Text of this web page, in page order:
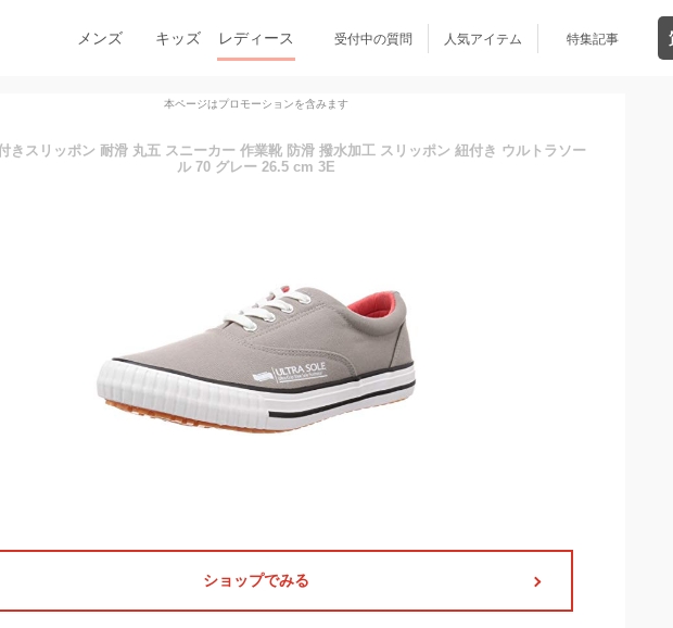
メンズ キッズ レディース 受付中の質問 人気アイテム 特集記事
本ページはプロモーションを含みます
きスリッポン 耐滑 丸五 スニーカー 作業靴 防滑 撥水加工 スリッポン 紐付き ウルトラソー
ル 70 グレー 26.5 cm 3E
ショップでみる